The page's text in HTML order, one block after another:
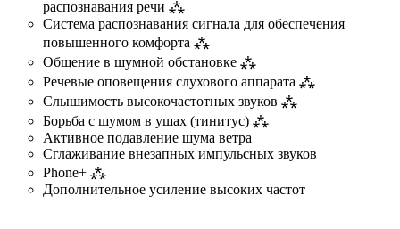
распознавания речи ⁂
Система распознавания сигнала для обеспечения
повышенного комфорта ⁂
Общение в шумной обстановке ⁂
Речевые оповещения слухового аппарата ⁂
Слышимость высокочастотных звуков ⁂
Борьба с шумом в ушах (тинитус) ⁂
Активное подавление шума ветра
Сглаживание внезапных импульсных звуков
Phone+ ⁂
Дополнительное усиление высоких частот